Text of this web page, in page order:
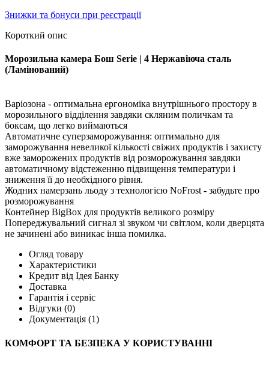
Знижки та бонуси при реєстрації
Короткий опис
Морозильна камера Бош Serie | 4 Нержавіюча сталь
(Ламінований)
Варіозона - оптимальна ергономіка внутрішнього простору в
морозильного відділення завдяки скляним поличкам та
боксам, що легко виймаються
Автоматичне суперзаморожування: оптимально для
заморожування невеликої кількості свіжих продуктів і захисту
вже заморожених продуктів від розморожування завдяки
автоматичному відстеженню підвищення температури і
зниження її до необхідного рівня.
Жодних намерзань льоду з технологією NoFrost - забудьте про
розморожування
Контейнер BigBox для продуктів великого розміру
Попереджувальний сигнал зі звуком чи світлом, коли дверцята
не зачинені або виникає інша помилка.
Огляд товару
Характеристики
Кредит від Ідея Банку
Доставка
Гарантія і сервіс
Відгуки (0)
Документація (1)
КОМФОРТ ТА БЕЗПЕКА У КОРИСТУВАННІ